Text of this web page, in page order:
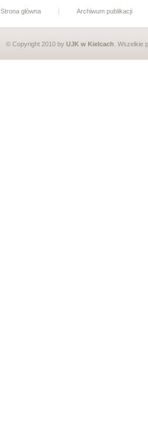
Strona główna Archiwum publikacji
© Copyright 2010 by UJK w Kielcach . Wszelkie